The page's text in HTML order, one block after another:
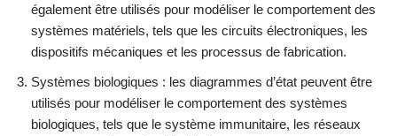
également être utilisés pour modéliser le comportement des
systèmes matériels, tels que les circuits électroniques, les
dispositifs mécaniques et les processus de fabrication.
Systèmes biologiques : les diagrammes d’état peuvent être
utilisés pour modéliser le comportement des systèmes
biologiques, tels que le système immunitaire, les réseaux